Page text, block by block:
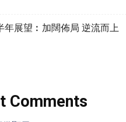
年展望︰加闊佈局 逆流而上
Comments